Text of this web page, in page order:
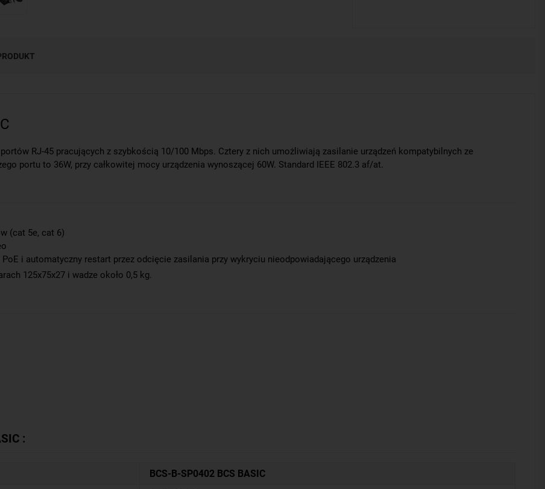
RJ-45 pracujących z szybkością 10/100 Mbps. Cztery z nich umożliwiają zasilanie urządzeń kompatybilnych ze
portu to 36W, przy całkowitej mocy urządzenia wynoszącej 60W. Standard IEEE 802.3 af/at.
(cat 5e, cat 6)
i automatyczny restart przez odcięcie zasilania przy wykryciu nieodpowiadającego urządzenia
125x75x27 i wadze około 0,5 kg.
:
BCS-B-SP0402 BCS BASIC